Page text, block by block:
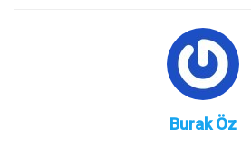
Burak Öz